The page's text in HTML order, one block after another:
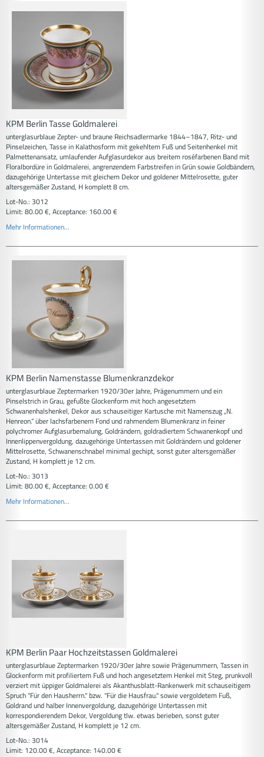
KPM Berlin Tasse Goldmalerei
unterglasurblaue Zepter- und braune Reichsadlermarke 1844–1847, Ritz- und
Pinselzeichen, Tasse in Kalathosform mit gekehltem Fuß und Seitenhenkel mit
Palmettenansatz, umlaufender Aufglasurdekor aus breitem roséfarbenen Band mit
Floralbordüre in Goldmalerei, angrenzendem Farbstreifen in Grün sowie Goldbändern,
dazugehörige Untertasse mit gleichem Dekor und goldener Mittelrosette, guter
altersgemäßer Zustand, H komplett 8 cm.
Lot-No.: 3012
Limit: 80.00 €, Acceptance: 160.00 €
Mehr Informationen...
KPM Berlin Namenstasse Blumenkranzdekor
unterglasurblaue Zeptermarken 1920/30er Jahre, Prägenummern und ein
Pinselstrich in Grau, gefußte Glockenform mit hoch angesetztem
Schwanenhalshenkel, Dekor aus schauseitiger Kartusche mit Namenszug „N.
Henreon.“ über lachsfarbenem Fond und rahmendem Blumenkranz in feiner
polychromer Aufglasurbemalung, Goldrändern, goldradiertem Schwanenkopf und
Innenlippenvergoldung, dazugehörige Untertassen mit Goldrändern und goldener
Mittelrosette, Schwanenschnabel minimal gechipt, sonst guter altersgemäßer
Zustand, H komplett je 12 cm.
Lot-No.: 3013
Limit: 80.00 €, Acceptance: 0.00 €
Mehr Informationen...
KPM Berlin Paar Hochzeitstassen Goldmalerei
unterglasurblaue Zeptermarken 1920/30er Jahre sowie Prägenummern, Tassen in
Glockenform mit profiliertem Fuß und hoch angesetztem Henkel mit Steg, prunkvoll
verziert mit üppiger Goldmalerei als Akanthusblatt-Rankenwerk mit schauseitigem
Spruch "Für den Hausherrn." bzw. "Für die Hausfrau." sowie vergoldetem Fuß,
Goldrand und halber Innenvergoldung, dazugehörige Untertassen mit
korrespondierendem Dekor, Vergoldung tlw. etwas berieben, sonst guter
altersgemäßer Zustand, H komplett je 12 cm.
Lot-No.: 3014
Limit: 120.00 €, Acceptance: 140.00 €